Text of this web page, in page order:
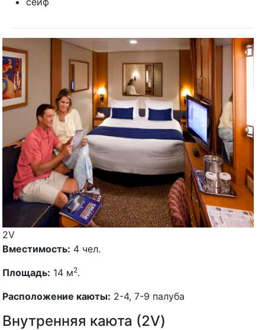
2V
Вместимость: 4 чел.
Площадь: 14 м2.
Расположение каюты: 2-4, 7-9 палуба
Внутренняя каюта (2V)